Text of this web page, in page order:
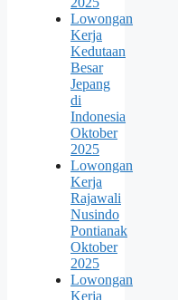
Lowongan
Kerja
Kedutaan
Besar
Jepang
di
Indonesia
Oktober
2025
Lowongan
Kerja
Rajawali
Nusindo
Pontianak
Oktober
2025
Lowongan
Kerja